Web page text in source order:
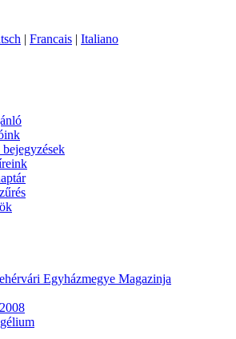
| Francais | Italiano
Egyházmegye Magazinja